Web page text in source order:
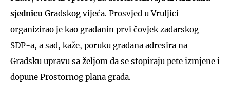
sjednicu Gradskog vijeća. Prosvjed u Vruljici
organizirao je kao građanin prvi čovjek zadarskog
SDP-a, a sad, kaže, poruku građana adresira na
Gradsku upravu sa željom da se stopiraju pete izmjene i
dopune Prostornog plana grada.